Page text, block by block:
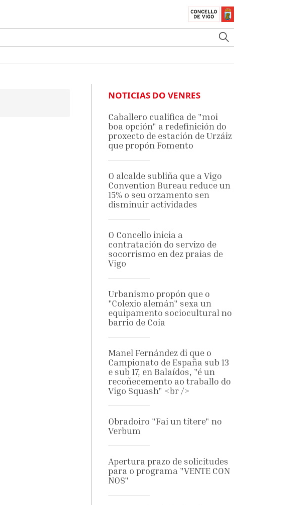
NOTICIAS DO VENRES
Caballero cualifica de "moi
boa opción" a redefinición do
proxecto de estación de Urzáiz
que propón Fomento
O alcalde subliña que a Vigo
Convention Bureau reduce un
15% o seu orzamento sen
disminuir actividades
O Concello inicia a
contratación do servizo de
socorrismo en dez praias de
Vigo
Urbanismo propón que o
"Colexio alemán" sexa un
equipamento sociocultural no
barrio de Coia
Manel Fernández di que o
Campionato de España sub 13
e sub 17, en Balaídos, "é un
recoñecemento ao traballo do
Vigo Squash" <br />
Obradoiro "Fai un títere" no
Verbum
Apertura prazo de solicitudes
para o programa "VENTE CON
NOS"